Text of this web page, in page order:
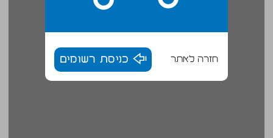
חזרה לאתר כניסת רשומים